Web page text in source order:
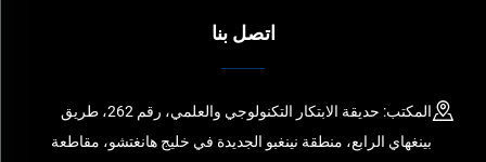
اتصل بنا
المكتب: حديقة الابتكار التكنولوجي والعلمي، رقم 262، طريق
بينغهاي الرابع، منطقة نينغبو الجديدة في خليج هانغتشو، مقاطعة